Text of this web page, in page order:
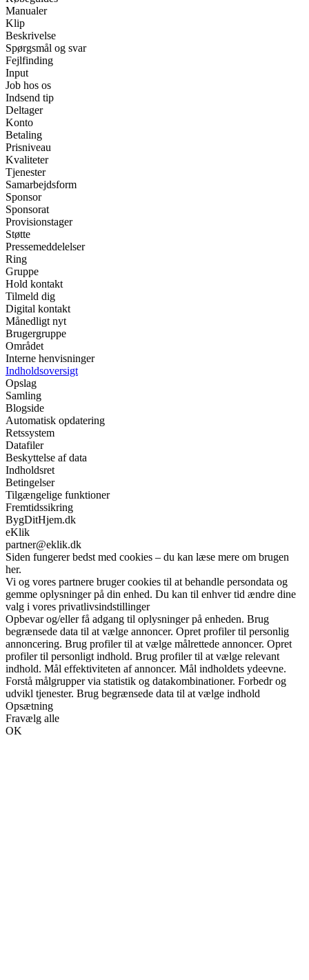
Manualer
Klip
Beskrivelse
Spørgsmål og svar
Fejlfinding
Input
Job hos os
Indsend tip
Deltager
Konto
Betaling
Prisniveau
Kvaliteter
Tjenester
Samarbejdsform
Sponsor
Sponsorat
Provisionstager
Støtte
Pressemeddelelser
Ring
Gruppe
Hold kontakt
Tilmeld dig
Digital kontakt
Månedligt nyt
Brugergruppe
Området
Interne henvisninger
Indholdsoversigt
Opslag
Samling
Blogside
Automatisk opdatering
Retssystem
Datafiler
Beskyttelse af data
Indholdsret
Betingelser
Tilgængelige funktioner
Fremtidssikring
BygDitHjem.dk
eKlik
partner@eklik.dk
Siden fungerer bedst med cookies – du kan læse mere om brugen
her.
Vi og vores partnere bruger cookies til at behandle persondata og
gemme oplysninger på din enhed. Du kan til enhver tid ændre dine
valg i vores privatlivsindstillinger
Opbevar og/eller få adgang til oplysninger på enheden. Brug
begrænsede data til at vælge annoncer. Opret profiler til personlig
annoncering. Brug profiler til at vælge målrettede annoncer. Opret
profiler til personligt indhold. Brug profiler til at vælge relevant
indhold. Mål effektiviteten af annoncer. Mål indholdets ydeevne.
Forstå målgrupper via statistik og datakombinationer. Forbedr og
udvikl tjenester. Brug begrænsede data til at vælge indhold
Opsætning
Fravælg alle
OK